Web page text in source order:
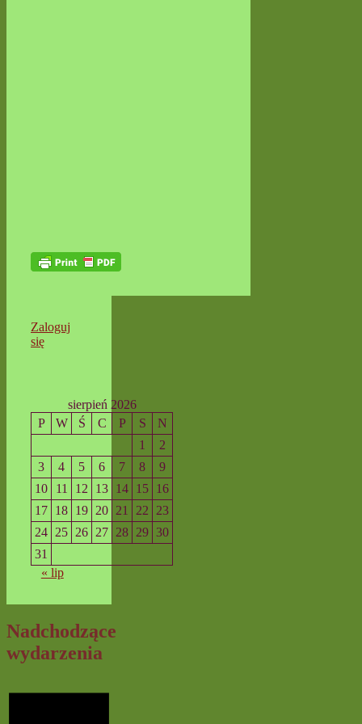
Zaloguj
się
sierpień 2026
P
W Ś C P S
N
1
2
3
4 5 6 7 8
9
10
11 12 13 14 15 16
17 18 19 20 21 22
23
24 25 26 27 28 29 30
31
« lip
Nadchodzące
wydarzenia